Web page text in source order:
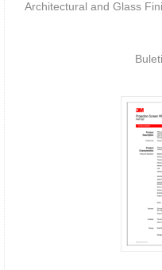
Architectural and Glass